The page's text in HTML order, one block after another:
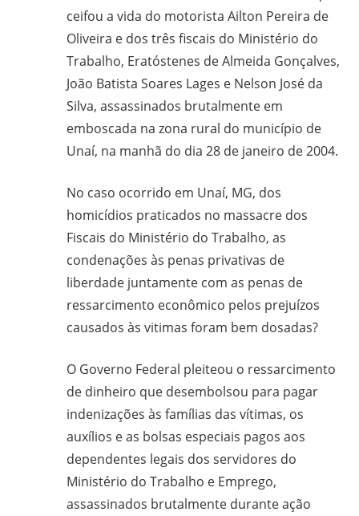
ceifou a vida do motorista Ailton Pereira de
Oliveira e dos três fiscais do Ministério do
Trabalho, Eratóstenes de Almeida Gonçalves,
João Batista Soares Lages e Nelson José da
Silva, assassinados brutalmente em
emboscada na zona rural do município de
Unaí, na manhã do dia 28 de janeiro de 2004.
No caso ocorrido em Unaí, MG, dos
homicídios praticados no massacre dos
Fiscais do Ministério do Trabalho, as
condenações às penas privativas de
liberdade juntamente com as penas de
ressarcimento econômico pelos prejuízos
causados às vitimas foram bem dosadas?
O Governo Federal pleiteou o ressarcimento
de dinheiro que desembolsou para pagar
indenizações às famílias das vítimas, os
auxílios e as bolsas especiais pagos aos
dependentes legais dos servidores do
Ministério do Trabalho e Emprego,
assassinados brutalmente durante ação